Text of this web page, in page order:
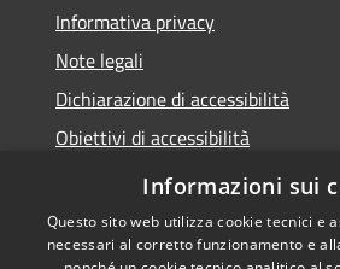
Informativa privacy
Note legali
Dichiarazione di accessibilità
Obiettivi di accessibilità
WhistleblowingInformazioni sui
Questo sito web utilizza cookie tecnici e
necessari al corretto funzionamento e